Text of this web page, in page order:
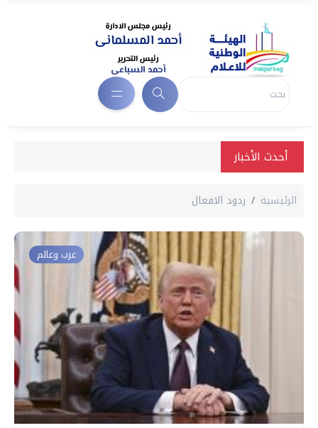
أحدث الأخبار
الرئيسية ردود الافعال
عرب وعالم